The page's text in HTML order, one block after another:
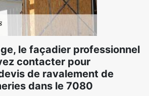
le façadier professionnel
contacter pour
de ravalement de
dans le 7080